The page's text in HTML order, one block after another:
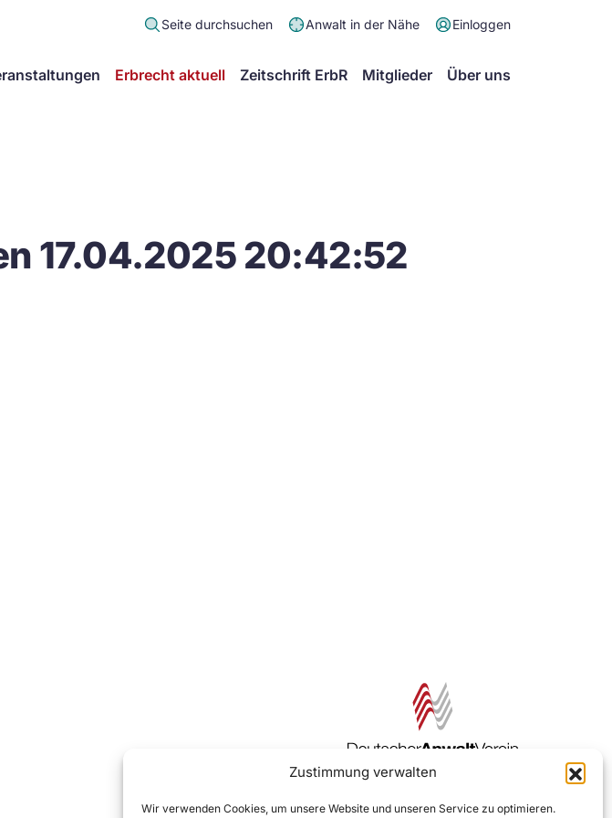
Zustimmung verwalten
Wir verwenden Cookies, um unsere Website und unseren Service zu optimieren.
Seite durchsuchen Anwalt in der Nähe Einloggen
Erbrecht aktuell Zeitschrift ErbR Mitglieder Über uns
17.04.2025 20:42:52
Zur DAV Webseite